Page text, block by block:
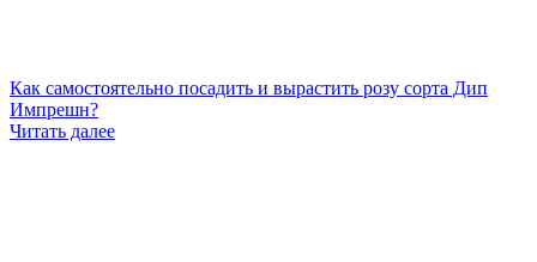
Как самостоятельно посадить и вырастить розу сорта Дип
Импрешн?
Читать далее